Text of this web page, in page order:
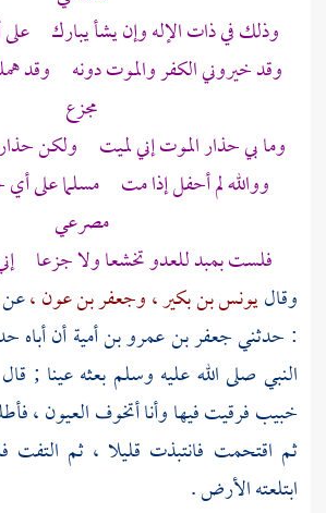
وذلك في ذات الإله وإن يشأ يبارك
وقد خيروني الكفر والموت دونه وقد
مجزع
وما بي حذار الموت إني لميت ولكن
ووالله لم أحفل إذا مت مسلما على أي
مصرعي
فلست بمبد للعدو تخشعا ولا جزعا
وقاليونس بن بكير ،وجعفر بن عون ،
: حدثنيجعفر بن عمرو بن أميةأن أباه
النبي صلى الله عليه وسلم بعثه عينا ;
خبيبفرقيت فيها وأنا أتخوف العيون ،
ثم اقتحمت فانتبذت قليلا ، ثم التفت
ابتلعته الأرض .